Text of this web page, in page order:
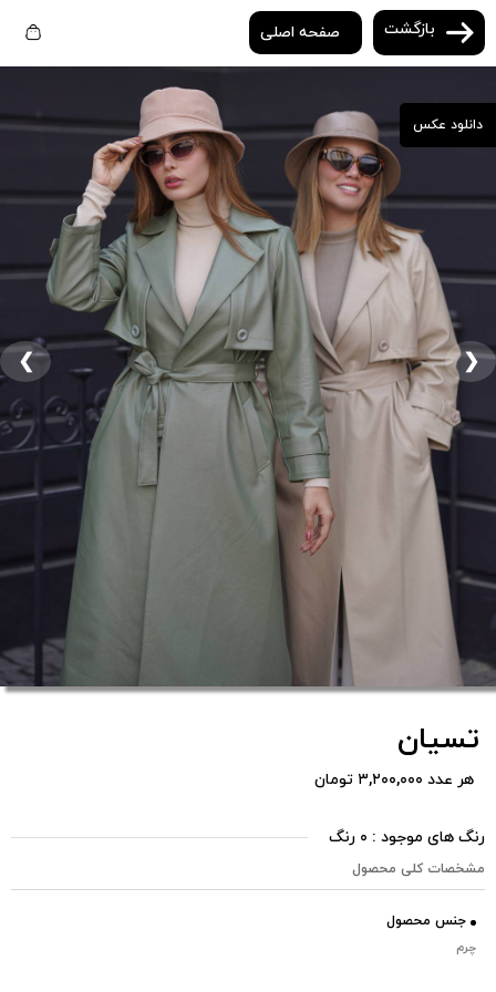
بازگشت صفحه اصلی
دانلود عکس
❮ ❯
تسیان
هر عدد ۳,۲۰۰,۰۰۰ تومان
رنگ های موجود : ۰ رنگ
مشخصات کلی محصول
جنس محصول
چرم